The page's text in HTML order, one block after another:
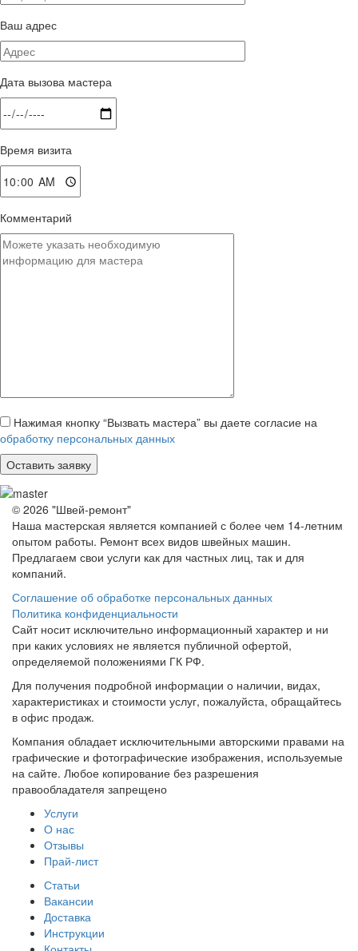
Ваш адрес
Дата вызова мастера
Время визита
Комментарий
Нажимая кнопку “Вызвать мастера” вы даете согласие на
обработку персональных данных
© 2026 "Швей-ремонт"
Наша мастерская является компанией с более чем 14-летним
опытом работы. Ремонт всех видов швейных машин.
Предлагаем свои услуги как для частных лиц, так и для
компаний.
Соглашение об обработке персональных данных
Политика конфиденциальности
Сайт носит исключительно информационный характер и ни
при каких условиях не является публичной офертой,
определяемой положениями ГК РФ.
Для получения подробной информации о наличии, видах,
характеристиках и стоимости услуг, пожалуйста, обращайтесь
в офис продаж.
Компания обладает исключительными авторскими правами на
графические и фотографические изображения, используемые
на сайте. Любое копирование без разрешения
правообладателя запрещено
Услуги
О нас
Отзывы
Прай-лист
Статьи
Вакансии
Доставка
Инструкции